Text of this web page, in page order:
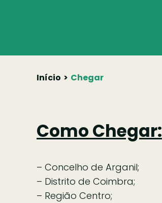
Início Chegar
Como Chegar:
– Concelho de Arganil;
– Distrito de Coimbra;
– Região Centro;